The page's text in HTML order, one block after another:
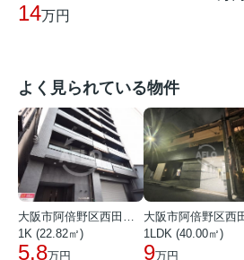
14万円
よく見られている物件
1K (22.82㎡)
5.8万円
1LDK (40.00㎡)
9万円